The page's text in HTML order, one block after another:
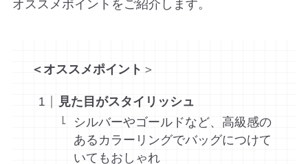
オススメポイントをご紹介します。
＜オススメポイント ＞
見た目がスタイリッシュ
シルバーやゴールドなど、高級感の
あるカラーリングでバッグにつけて
いてもおしゃれ